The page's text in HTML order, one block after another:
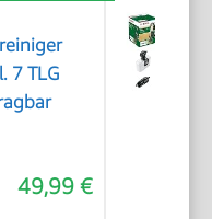
7 TLG
49,99 €